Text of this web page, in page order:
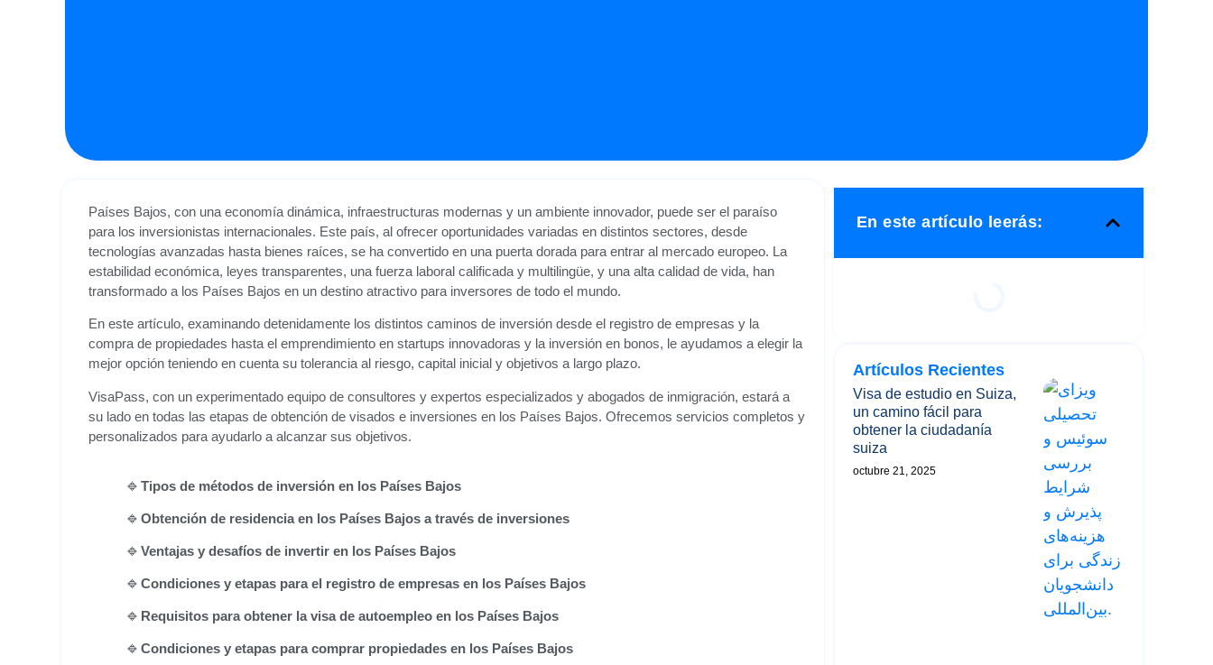
Países Bajos, con una economía dinámica, infraestructuras modernas y un ambiente innovador, puede ser el paraíso
para los inversionistas internacionales. Este país, al ofrecer oportunidades variadas en distintos sectores, desde
tecnologías avanzadas hasta bienes raíces, se ha convertido en una puerta dorada para entrar al mercado europeo. La
estabilidad económica, leyes transparentes, una fuerza laboral calificada y multilingüe, y una alta calidad de vida, han
transformado a los Países Bajos en un destino atractivo para inversores de todo el mundo.
En este artículo, examinando detenidamente los distintos caminos de inversión desde el registro de empresas y la
compra de propiedades hasta el emprendimiento en startups innovadoras y la inversión en bonos, le ayudamos a elegir la
mejor opción teniendo en cuenta su tolerancia al riesgo, capital inicial y objetivos a largo plazo.
VisaPass, con un experimentado equipo de consultores y expertos especializados y abogados de inmigración, estará a
su lado en todas las etapas de obtención de visados e inversiones en los Países Bajos. Ofrecemos servicios completos y
personalizados para ayudarlo a alcanzar sus objetivos.
Tipos de métodos de inversión en los Países Bajos
Obtención de residencia en los Países Bajos a través de inversiones
Ventajas y desafíos de invertir en los Países Bajos
Condiciones y etapas para el registro de empresas en los Países Bajos
Requisitos para obtener la visa de autoempleo en los Países Bajos
Condiciones y etapas para comprar propiedades en los Países Bajos
En este artículo leerás:
Artículos Recientes
Visa de estudio en Suiza,
un camino fácil para
obtener la ciudadanía
suiza
octubre 21, 2025